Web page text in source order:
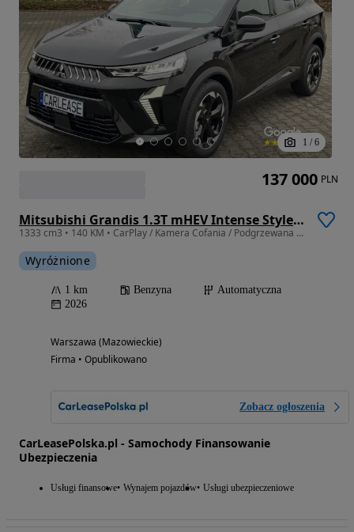
1 / 6
Mitsubishi Grandis 1.3T mHEV Intense Style Cold DCT
1333 cm3 • 140 KM • CarPlay / Kamera Cofania / Podgrzewana Kierownica i Fotele / Leasing
Wyróżnione
1 km Benzyna
Automatyczna
2026
Warszawa (Mazowieckie)
Firma • Opublikowano
Zobacz ogłoszenia
CarLeasePolska.pl - Samochody Finansowanie
Ubezpieczenia
Usługi finansowe Wynajem pojazdów Usługi ubezpieczeniowe
137 000 PLN